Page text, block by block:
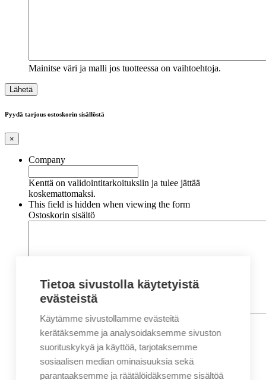
Mainitse väri ja malli jos tuotteessa on vaihtoehtoja.
Pyydä tarjous ostoskorin sisällöstä
×
Company
Kenttä on validointitarkoituksiin ja tulee jättää
koskemattomaksi.
This field is hidden when viewing the form
Ostoskorin sisältö
Nimi*
Etunimi
Sukunimi
Tietoa sivustolla käytetyistä
evästeistä
Käytämme sivustollamme evästeitä
kerätäksemme ja analysoidaksemme sivuston
suorituskykyä ja käyttöä, tarjotaksemme
sosiaalisen median ominaisuuksia sekä
parantaaksemme ja räätälöidäksemme sisältöä